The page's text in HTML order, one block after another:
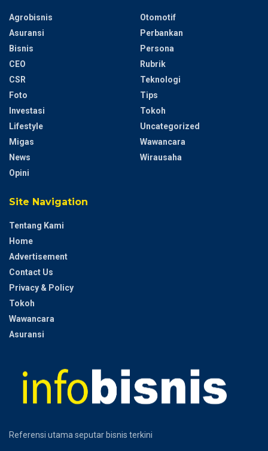
Agrobisnis
Asuransi
Bisnis
CEO
CSR
Foto
Investasi
Lifestyle
Migas
News
Opini
Otomotif
Perbankan
Persona
Rubrik
Teknologi
Tips
Tokoh
Uncategorized
Wawancara
Wirausaha
Site Navigation
Tentang Kami
Home
Advertisement
Contact Us
Privacy & Policy
Tokoh
Wawancara
Asuransi
Referensi utama seputar bisnis terkini